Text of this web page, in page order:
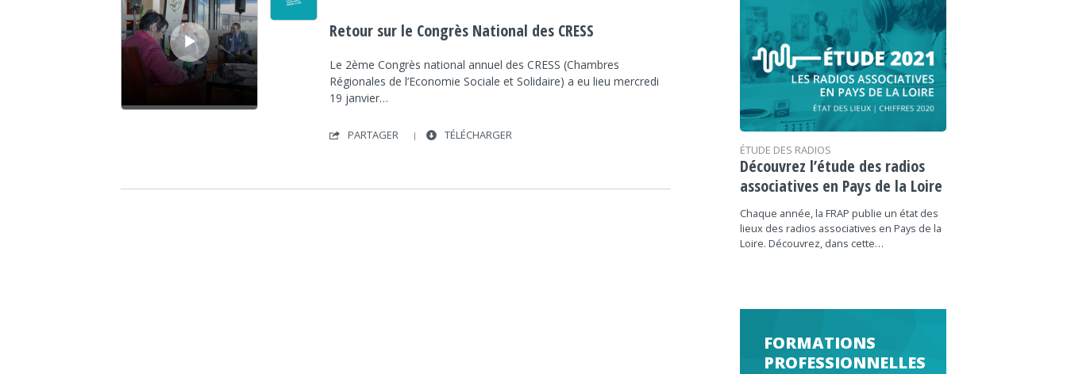
ÉCONOMIE SOCIALE ET SOLIDAIRE
ESS
HENRI NOGUES
JACQUES STERN
JEAN-LOUIS CABRESPINES
NICOLAS GUENRO
Retour sur le Congrès National des CRESS
Le 2ème Congrès national annuel des CRESS (Chambres
Régionales de l’Economie Sociale et Solidaire) a eu lieu mercredi
19 janvier…
PARTAGER
TÉLÉCHARGER
ÉTUDE DES RADIOS
Découvrez l’étude des radios
associatives en Pays de la Loire
Chaque année, la FRAP publie un état des
lieux des radios associatives en Pays de la
Loire. Découvrez, dans cette…
FORMATIONS
PROFESSIONNELLES